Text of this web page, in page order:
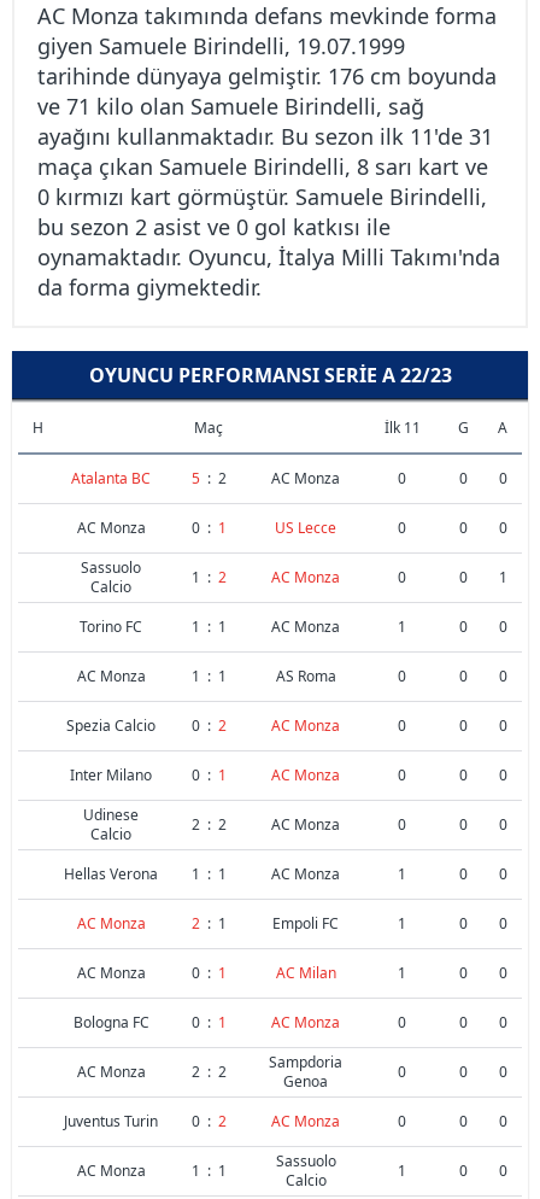
AC Monza takımında defans mevkinde forma
giyen Samuele Birindelli, 19.07.1999
tarihinde dünyaya gelmiştir. 176 cm boyunda
ve 71 kilo olan Samuele Birindelli, sağ
ayağını kullanmaktadır. Bu sezon ilk 11'de 31
maça çıkan Samuele Birindelli, 8 sarı kart ve
0 kırmızı kart görmüştür. Samuele Birindelli,
bu sezon 2 asist ve 0 gol katkısı ile
oynamaktadır. Oyuncu, İtalya Milli Takımı'nda
da forma giymektedir.
OYUNCU PERFORMANSI SERIE A 22/23
H Maç İlk 11 G A
Atalanta BC 5 : 2 AC Monza 0 0 0
AC Monza 0 : 1 US Lecce 0 0
0
Sassuolo
Calcio
1 : 2 AC Monza 0 0 1
Torino FC 1 : 1 AC Monza 1 0 0
AC Monza 1 : 1 AS Roma 0 0 0
Spezia Calcio 0 : 2 AC Monza 0 0 0
Inter Milano 0 : 1 AC Monza 0 0
0
Udinese
Calcio
2 : 2 AC Monza 0 0 0
Hellas Verona 1 : 1 AC Monza 1 0 0
AC Monza 2 : 1 Empoli FC 1 0 0
AC Monza 0 : 1 AC Milan 1 0 0
Bologna FC 0 : 1 AC Monza 0 0 0
AC Monza 2 : 2
Sampdoria
Genoa
0 0 0
Juventus Turin 0 : 2 AC Monza 0 0 0
AC Monza 1 : 1
Sassuolo
Calcio
1 0
0